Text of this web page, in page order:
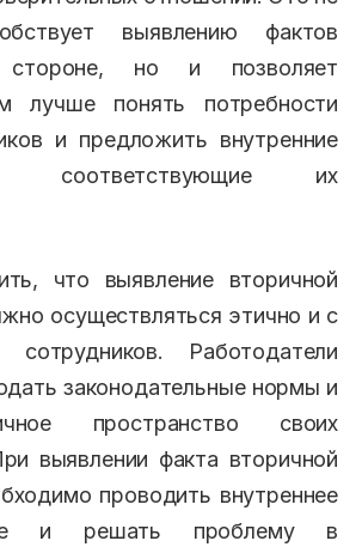
выявлению фактов
но и позволяет
лучше понять потребности
и предложить внутренние
соответствующие их
что выявление вторичной
осуществляться этично и с
Работодатели
законодательные нормы и
пространство своих
выявлении факта вторичной
проводить внутреннее
и решать проблему в